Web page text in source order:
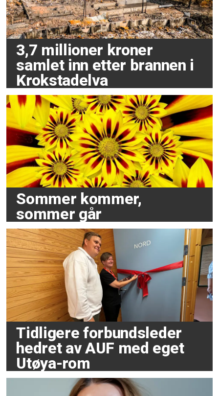
3,7 millioner kroner
samlet inn etter brannen i
Krokstadelva
Sommer kommer,
sommer går
Tidligere forbundsleder
hedret av AUF med eget
Utøya-rom